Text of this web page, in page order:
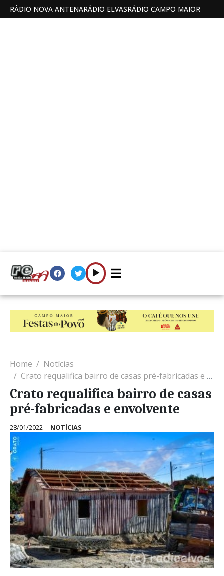
RÁDIO NOVA ANTENARÁDIO ELVASRÁDIO CAMPO MAIOR
Home
Notícias
Crato requalifica bairro de casas pré-fabricadas e envolvente
Crato requalifica bairro de casas
pré-fabricadas e envolvente
28/01/2022 NOTÍCIAS